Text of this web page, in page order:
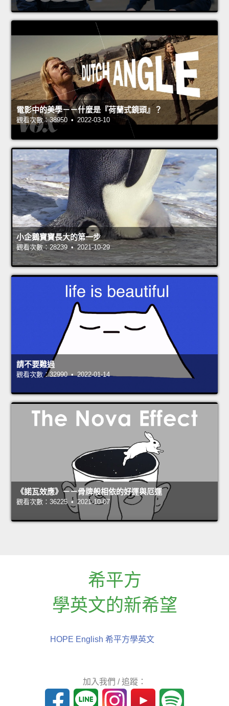
電影中的美學－－什麼是『荷蘭式鏡頭』？
觀看次數：38950 • 2022-03-10
小企鵝寶寶長大的第一步
觀看次數：28239 • 2021-10-29
請不要難過
觀看次數：32990 • 2022-01-14
《諾瓦效應》－－骨牌般相依的好運與厄運
觀看次數：36225 • 2021-10-07
希平方
學英文的新希望
HOPE English 希平方學英文
加入我們 / 追蹤：